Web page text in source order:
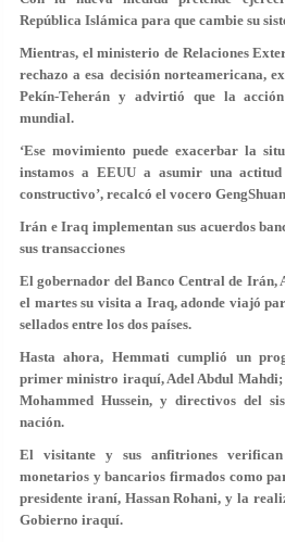
República Islámica para que cambie su
Mientras, el ministerio de Relaciones
rechazo a esa decisión norteamericana,
Pekín-Teherán y advirtió que la
mundial.
‘Ese movimiento puede exacerbar la
instamos a EEUU a asumir una
constructivo’, recalcó el vocero
Irán e Iraq implementan sus acuerdos
sus transacciones
El gobernador del Banco Central de Irán,
el martes su visita a Iraq, adonde viajó
sellados entre los dos países.
Hasta ahora, Hemmati cumplió un
primer ministro iraquí, Adel Abdul Mahdi;
Mohammed Hussein, y directivos del
nación.
El visitante y sus anfitriones
monetarios y bancarios firmados como
presidente iraní, Hassan Rohani, y la
Gobierno iraquí.